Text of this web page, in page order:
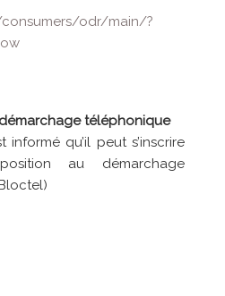
odr/main/?
téléphonique
informé qu’il peut s’inscrire
au démarchage